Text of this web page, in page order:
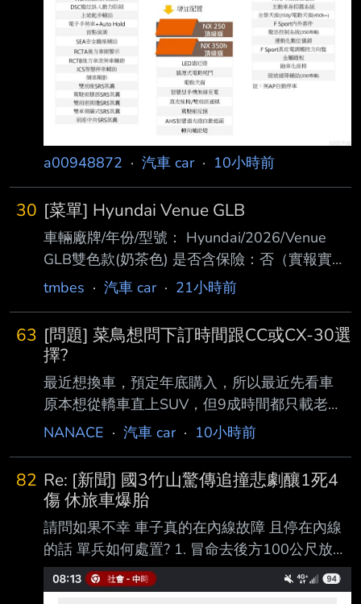
a00948872 · 汽車 car· 10小時前
30 [菜單] Hyundai Venue GLB
車輛廠牌/年份/型號： Hyundai/2026/Venue
GLB雙色款(奶茶色) 是否含保險：否（實報實
銷） 是否含領牌稅金：否 成交價格(總價):71.7
點：臺北 自費配備/配件：升級FSK冰鑽8000 贈
送配備/配件 AVM環景 BSD盲點偵測 前後行車
紀錄器 ETC車牌框式 防水踏墊 後車廂防水托盤
避光墊 雨傘 交車禮 五年六大系統保固 付款方式
(現金 or貸款)：貸款 購車心得：目標就是小型
車，本來屬意Swift，但考量安全問題，轉而看
向Venu
tmbes · 汽車 car· 21小時前
63 [問題] 菜鳥想問下訂時間跟CC或CX-30選
擇?
最近想換車，預定年底購入，所以最近先看車
原本想從轎車直上SUV，但9成時間都只載老婆
(160cm)小孩(110cm)，2位身型嬌小 太太也說
才擠一點，但一年也沒超過10次(SUV需求底一
點) 而且每年才跑不到1萬km，希望夠用就好(所
以油電PASS) 所以原本都看好的TT或CX5 就直
接往下看CC或CX-30的汽油最入門款 目前口頭
問到大概是 CC 豪華汽油版 80.9-4(折扣)-5(舊
換新)-5(貨物稅)=66.9 CX-30 Ace Editio
NANACE · 汽車 car· 10小時前
82 Re: [新聞] 國3竹山驚傳追撞悲劇釀1死4
傷 休旅車爆胎
請問如果不幸 車子真的在內線故障 且停在內線
的話 單兵如何處置? 1. 冒命去後方100公尺放故
障標示 2. 人員設法逃到內線護欄之外 還有別的
選項嗎 :